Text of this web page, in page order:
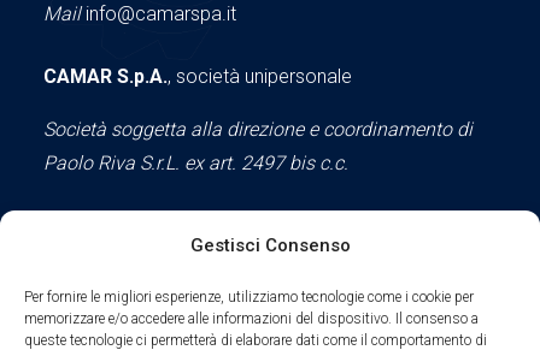
Gestisci Consenso
Per fornire le migliori esperienze, utilizziamo tecnologie come i cookie per
memorizzare e/o accedere alle informazioni del dispositivo. Il consenso a
queste tecnologie ci permetterà di elaborare dati come il comportamento di
Mailinfo@camarspa.it
CAMAR S.p.A., società unipersonale
Società soggetta alla direzione e coordinamento di
Paolo Riva S.r.L. ex art. 2497 bis c.c.